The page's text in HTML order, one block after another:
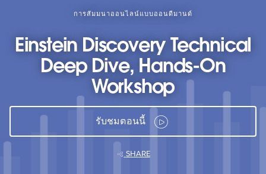
การสัมมนาออนไลน์แบบออนดีมานด์
Einstein Discovery Technical
Deep Dive, Hands-On
Workshop
รับชมตอนนี้
SHARE